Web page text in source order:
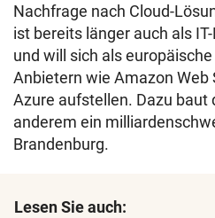
Nachfrage nach Cloud-
ist bereits länger auch als
und will sich als
Anbietern wie Amazon
Azure aufstellen. Dazu baut
anderem ein
Brandenburg.
Lesen Sie auch: